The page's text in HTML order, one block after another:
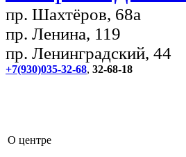
пр. Шахтёров, 68а
пр. Ленина, 119
пр. Ленинградский, 44
+7(930)035-32-68, 32-68-18
О центре